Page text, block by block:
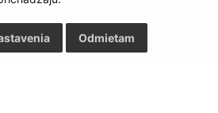
Odmietam